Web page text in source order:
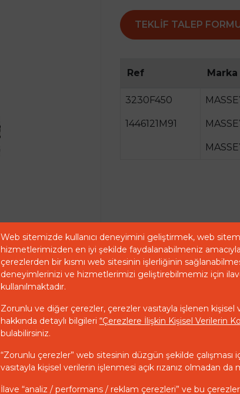
TEKLIF TALEP
Ref Marka
3230F450
1446121M91
Web sitemizde kullanıcı deneyimini geliştirmek, web
hizmetlerimizden en iyi şekilde faydalanabilmeniz
çerezlerden bir kısmı web sitesinin işlerliğinin
deneyimlerinizi ve hizmetlerimizi geliştirebilmemiz için
kullanılmaktadır.
Zorunlu ve diğer çerezler, çerezler vasıtayla işlenen
hakkında detaylı bilgileri “Çerezlere İlişkin Kişisel Verilerin
bulabilirsiniz.
“Zorunlu çerezler” web sitesinin düzgün şekilde
vasıtayla kişisel verilerin işlenmesi açık rızanız olmadan
İlave “analiz / performans / reklam çerezleri” ve bu